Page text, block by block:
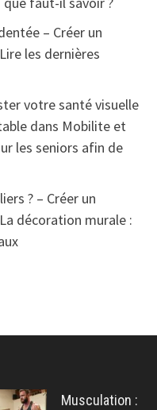
– Créer un
Lire les dernières
votre santé visuelle
dans Mobilite et
les seniors afin de
? – Créer un
La décoration murale :
Musculation :